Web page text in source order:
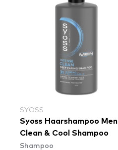
SYOSS
Syoss Haarshampoo Men
Clean & Cool Shampoo
Shampoo